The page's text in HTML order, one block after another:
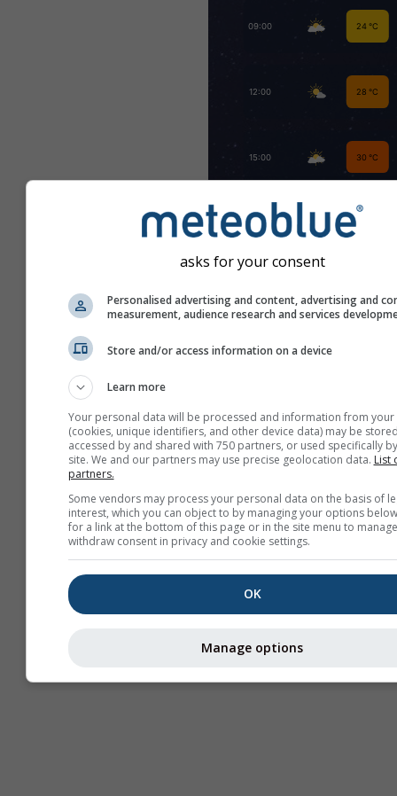
Creați un nou meteoTV
Mai multe informații
asks for your consent
Personalised advertising and content, advertising and
measurement, audience research and services
Store and/or access information on a device
Learn more
Your personal data will be processed and information from your
(cookies, unique identifiers, and other device data) may be
accessed by and shared with 750 partners, or used specifically
site. We and our partners may use precise geolocation data. List
partners.
Some vendors may process your personal data on the basis of
interest, which you can object to by managing your options
for a link at the bottom of this page or in the site menu to
withdraw consent in privacy and cookie settings.
OK
Manage options